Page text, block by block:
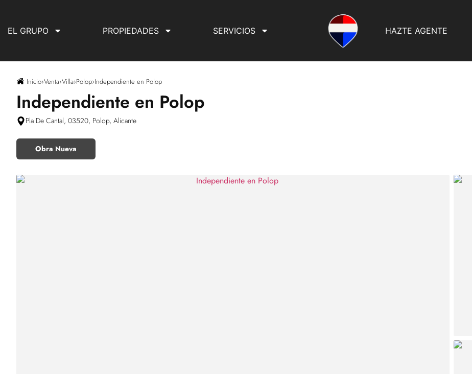
EL GRUPO PROPIEDADES SERVICIOS HAZTE AGENTE
Inicio›Venta›Villa›Polop›Independiente en Polop
Independiente en Polop
Pla De Cantal, 03520, Polop, Alicante
Obra Nueva